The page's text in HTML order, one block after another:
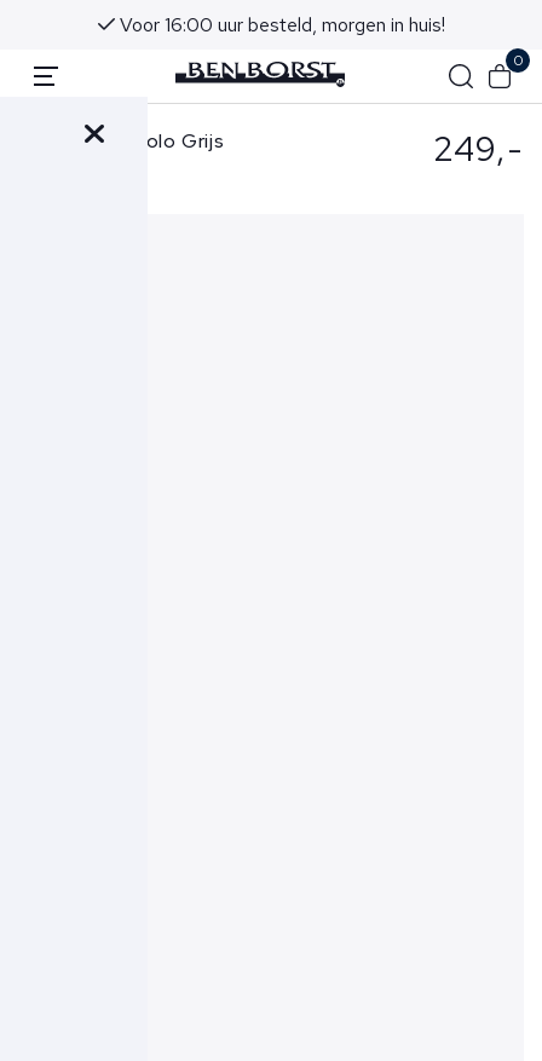
Voor 16:00 uur besteld, morgen in huis!
0
Gran Sasso Polo Grijs 249,-